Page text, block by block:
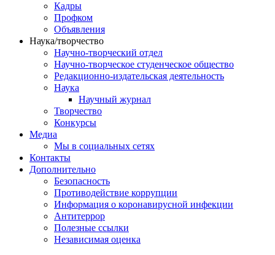
Кадры
Профком
Объявления
Наука/творчество
Научно-творческий отдел
Научно-творческое студенческое общество
Редакционно-издательская деятельность
Наука
Научный журнал
Творчество
Конкурсы
Медиа
Мы в социальных сетях
Контакты
Дополнительно
Безопасность
Противодействие коррупции
Информация о коронавирусной инфекции
Антитеррор
Полезные ссылки
Независимая оценка